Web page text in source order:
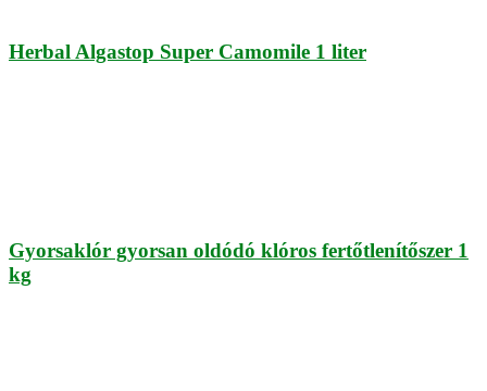
Herbal Algastop Super Camomile 1 liter
Gyorsaklór gyorsan oldódó klóros fertőtlenítőszer 1
kg